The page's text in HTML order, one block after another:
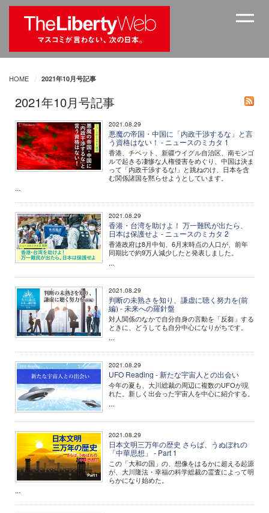
HOME 2021年10月号記事
2021年10月号記事
2021.08.29
悪魔の帝国・中国に「内政干渉するな」と言
う資格はない！ - ニュースのミカタ 1
香港、チベット、新疆ウイグル自治区、南モンゴ
ルで起きる凄惨な人権侵害をめぐり、中国は決ま
って「内政干渉するな!」と跳ねのけ、日本を含
む関係諸国を黙らせようとしています。
...
2021.08.29
香港・台湾を助けよ！ 万一難民が出たら、
日本は保護せよ - ニュースのミカタ 2
香港政府は8月中旬、6月末時点の人口が、前年
同期比で約9万人減少したと発表しました。
...
2021.08.29
判断の未熟さを知り、謙虚に聴く努力を(前
編) - 未来への羅針盤
対人関係のなかで自分自身の言動を「反芻」する
ときに、どうしても自分中心になりがちです。
...
2021.08.29
UFO Reading - 新たな宇宙人との出会い
今年の夏も、大川総裁の周辺に複数のUFOが現
れた。新しく出会った宇宙人を中心に紹介する。
...
2021.08.29
日本文明三万年の歴史 さらば、うぬぼれの
「中華思想」 - Part 1
この「大和の国」の、想像をはるかに超える起源
が、大川隆法・幸福の科学総裁の霊査によって明
らかになり始めた。
...